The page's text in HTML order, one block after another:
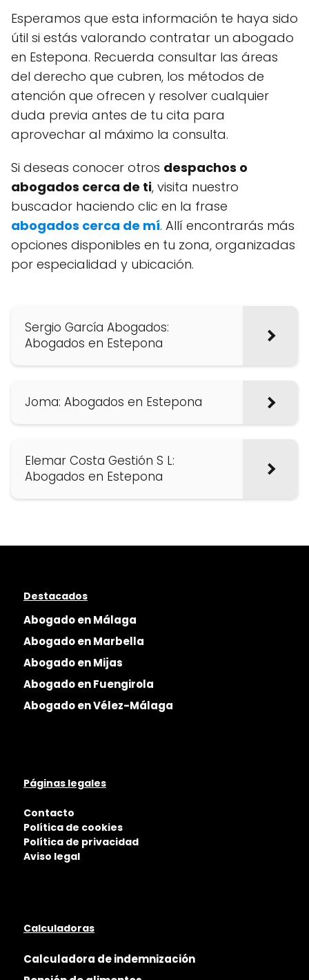
Esperamos que esta información te haya sido
útil si estás valorando contratar un abogado
en Estepona. Recuerda consultar las áreas
del derecho que cubren, los métodos de
atención que ofrecen y resolver cualquier
duda previa antes de tu cita para
aprovechar al máximo la consulta.
Si deseas conocer otros despachos o
abogados cerca de ti, visita nuestro
buscador haciendo clic en la frase
abogados cerca de mí. Allí encontrarás más
opciones disponibles en tu zona, organizadas
por especialidad y ubicación.
Sergio García Abogados:
Abogados en Estepona
Joma: Abogados en Estepona
Elemar Costa Gestión S L:
Abogados en Estepona
Destacados
Abogado en Málaga
Abogado en Marbella
Abogado en Mijas
Abogado en Fuengirola
Abogado en Vélez-Málaga
Páginas legales
Contacto
Política de cookies
Política de privacidad
Aviso legal
Calculadoras
Calculadora de indemnización